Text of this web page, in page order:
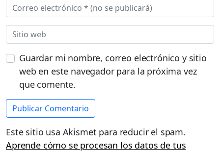
Guardar mi nombre, correo electrónico y sitio
web en este navegador para la próxima vez
que comente.
Este sitio usa Akismet para reducir el spam.
Aprende cómo se procesan los datos de tus